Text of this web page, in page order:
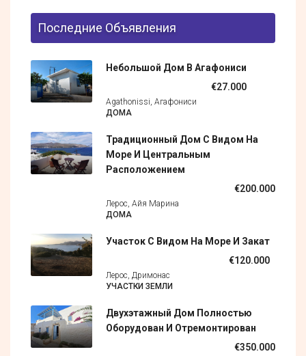
Последние Объявления
Небольшой Дом В Агафониси
€27.000
Agathonissi, Агафониси
ДОМА
Традиционный Дом С Видом На
Море И Центральным
Расположением
€200.000
Лерос, Айя Марина
ДОМА
Участок С Видом На Море И Закат
€120.000
Лерос, Дримонас
УЧАСТКИ ЗЕМЛИ
Двухэтажный Дом Полностью
Оборудован И Отремонтирован
€350.000